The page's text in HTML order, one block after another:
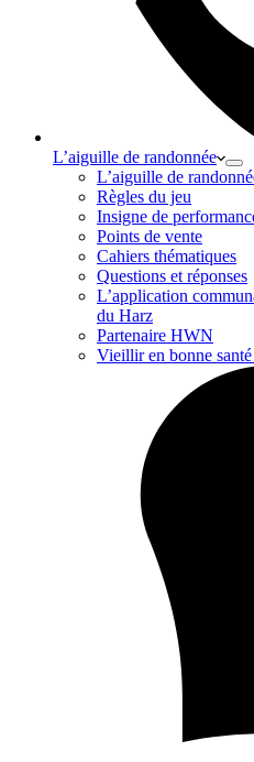
L’aiguille de randonnée
L’aiguille de
Règles du jeu
Insigne de
Points de vente
Cahiers thématiques
Questions et réponses
L’application
du Harz
Partenaire HWN
Vieillir en bonne